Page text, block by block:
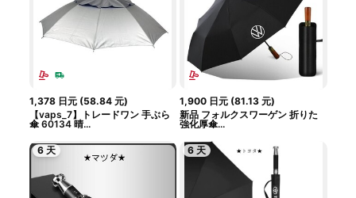
1,378 日元(58.84 元)
【vaps_7】トレードワン 手ぶら
傘 60134 晴...
1,900 日元 (81.13 元)
新品 フォルクスワーゲン 折りた
強化厚傘...
6 天 6 天